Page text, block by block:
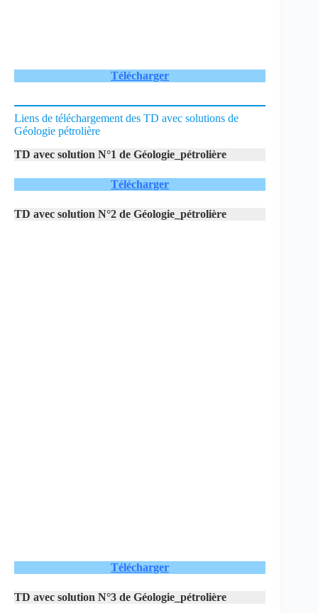
Télécharger
Liens de téléchargement des TD avec solutions de
Géologie pétrolière
TD avec solution N°1 de Géologie_pétrolière
Télécharger
TD avec solution N°2 de Géologie_pétrolière
Télécharger
TD avec solution N°3 de Géologie_pétrolière